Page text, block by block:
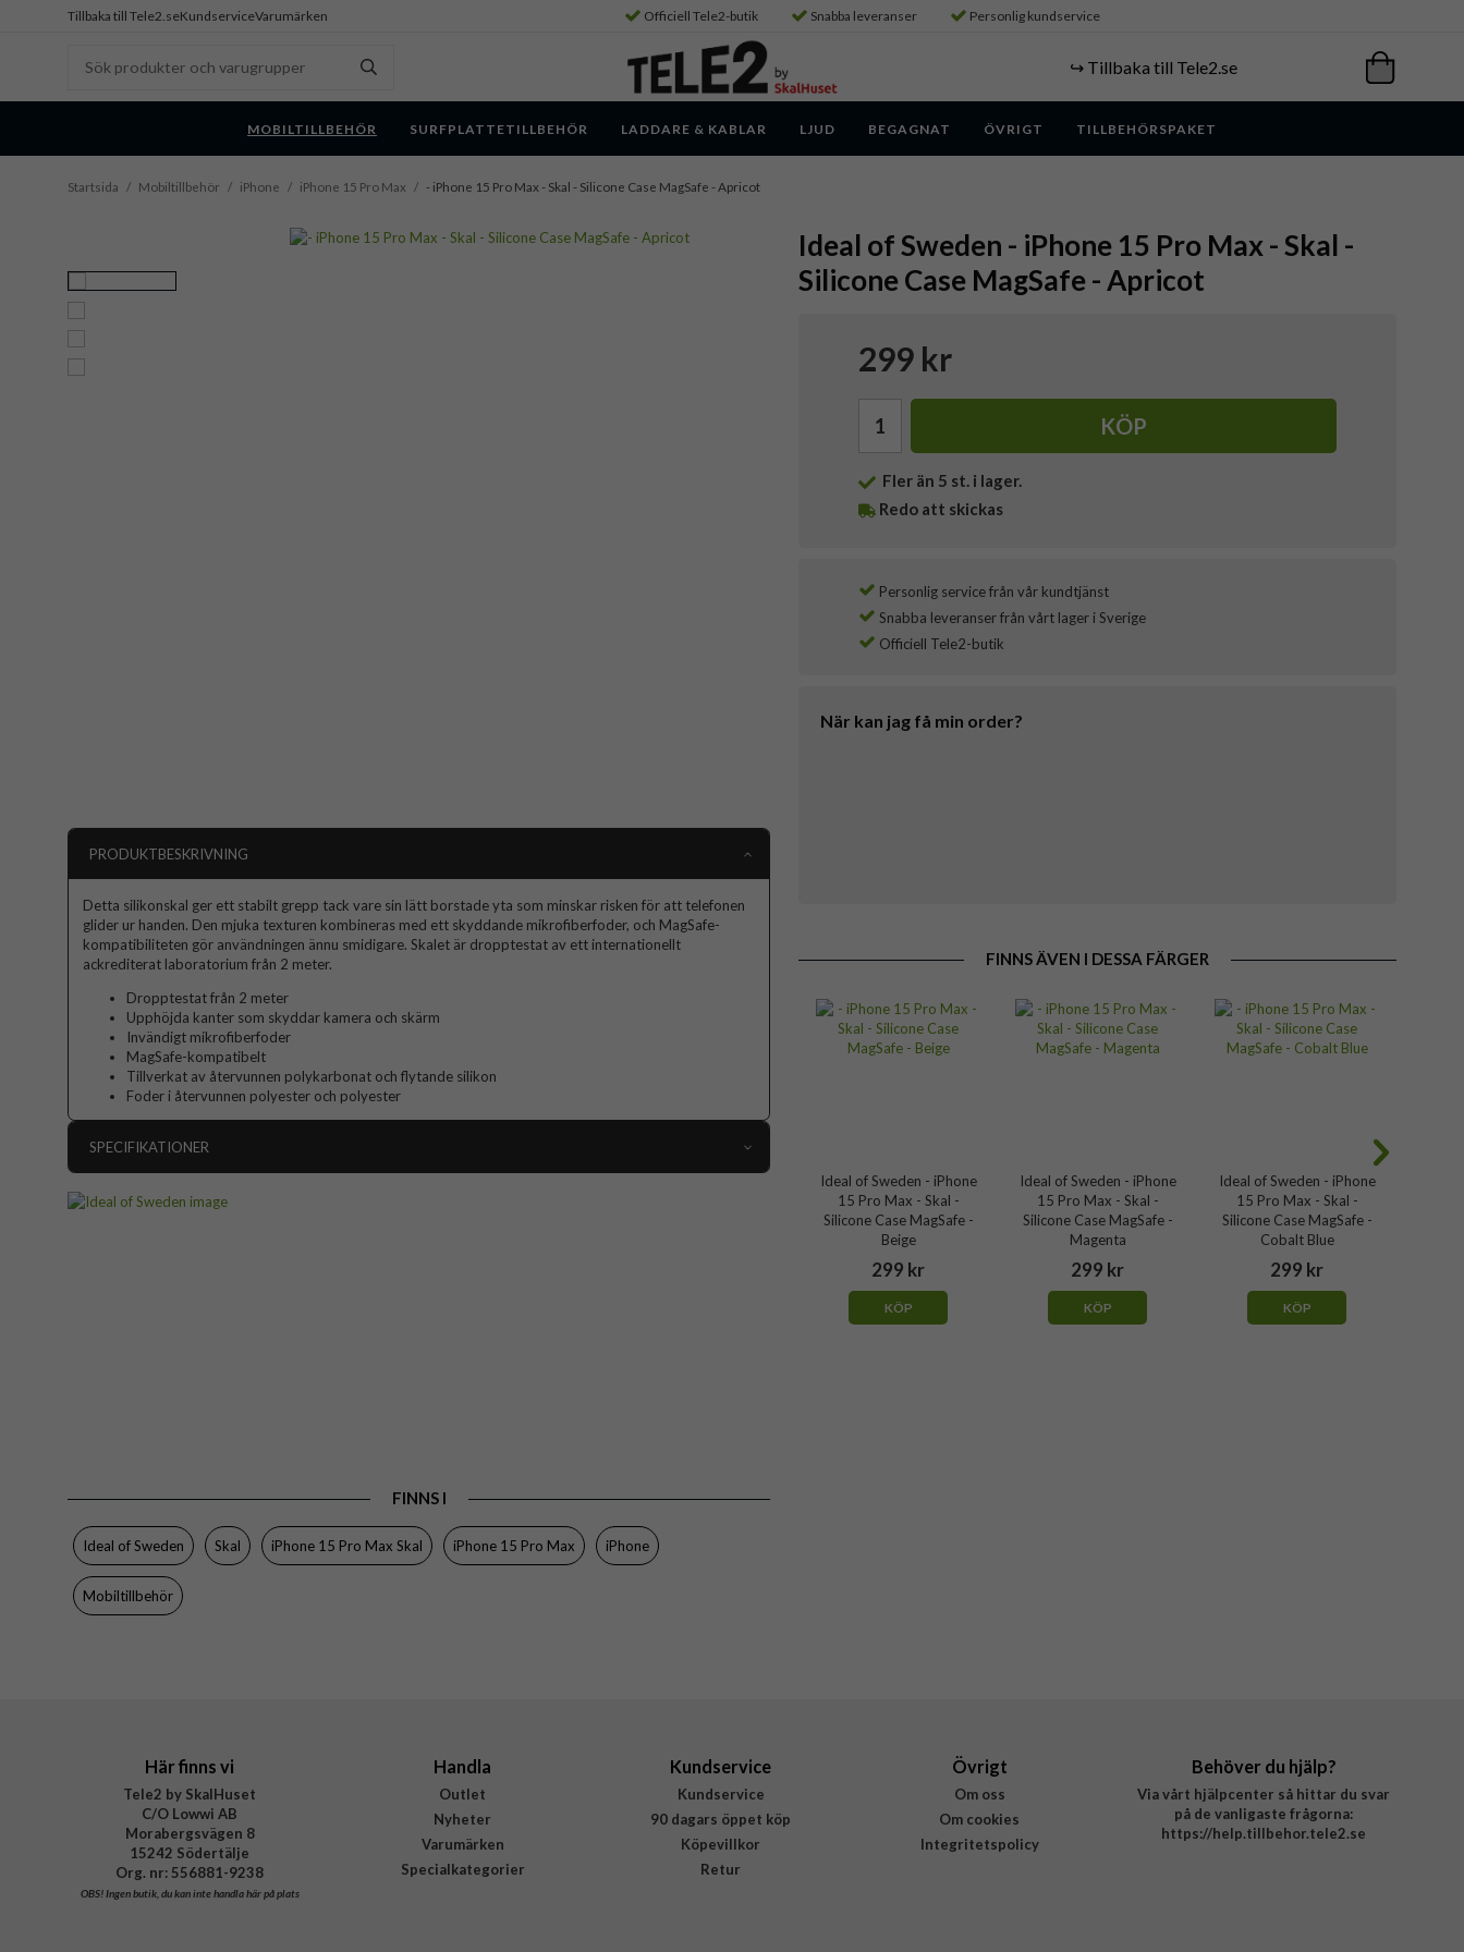
Tillbaka till Tele2.seKundserviceVarumärken Officiell Tele2-butik Snabba leveranser Personlig kundservice
↪️ Tillbaka till Tele2.se
MOBILTILLBEHÖR SURFPLATTETILLBEHÖR LADDARE & KABLAR LJUD BEGAGNAT ÖVRIGT TILLBEHÖRSPAKET
Startsida / Mobiltillbehör / iPhone / iPhone 15 Pro Max / - iPhone 15 Pro Max - Skal - Silicone Case MagSafe - Apricot
Ideal of Sweden - iPhone 15 Pro Max - Skal -
Silicone Case MagSafe - Apricot
299 kr
KÖP
Fler än 5 st. i lager.
Redo att skickas
Personlig service från vår kundtjänst
Snabba leveranser från vårt lager i Sverige
Officiell Tele2-butik
När kan jag få min order?
FINNS ÄVEN I DESSA FÄRGER
Ideal of Sweden - iPhone
15 Pro Max - Skal -
Silicone Case MagSafe -
Beige
299 kr
KÖP
Ideal of Sweden - iPhone
15 Pro Max - Skal -
Silicone Case MagSafe -
Magenta
299 kr
KÖP
Ideal of Sweden - iPhone
15 Pro Max - Skal -
Silicone Case MagSafe -
Cobalt Blue
299 kr
KÖP
PRODUKTBESKRIVNING
Detta silikonskal ger ett stabilt grepp tack vare sin lätt borstade yta som minskar risken för att telefonen
glider ur handen. Den mjuka texturen kombineras med ett skyddande mikrofiberfoder, och MagSafe-
kompatibiliteten gör användningen ännu smidigare. Skalet är dropptestat av ett internationellt
ackrediterat laboratorium från 2 meter.
Dropptestat från 2 meter
Upphöjda kanter som skyddar kamera och skärm
Invändigt mikrofiberfoder
MagSafe-kompatibelt
Tillverkat av återvunnen polykarbonat och flytande silikon
Foder i återvunnen polyester och polyester
SPECIFIKATIONER
FINNS I
Ideal of Sweden Skal iPhone 15 Pro Max Skal iPhone 15 Pro Max iPhone
Mobiltillbehör
Här finns vi
Tele2 by SkalHuset
C/O Lowwi AB
Morabergsvägen 8
15242 Södertälje
Org. nr: 556881-9238
OBS!Ingen butik, du kan inte handla här på plats
Handla
Outlet
Nyheter
Varumärken
Specialkategorier
Kundservice
Kundservice
90 dagars öppet köp
Köpevillkor
Retur
Övrigt
Om oss
Om cookies
Integritetspolicy
Behöver du hjälp?
Via vårt hjälpcenter så hittar du svar
på de vanligaste frågorna:
https://help.tillbehor.tele2.se